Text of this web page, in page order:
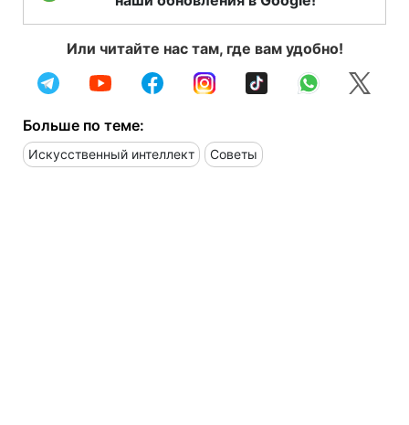
Или читайте нас там, где вам удобно!
Больше по теме:
Искусственный интеллект Советы